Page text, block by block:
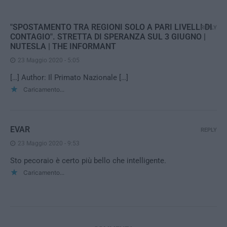
"SPOSTAMENTO TRA REGIONI SOLO A PARI LIVELLI DI
CONTAGIO". STRETTA DI SPERANZA SUL 3 GIUGNO |
NUTESLA | THE INFORMANT
23 Maggio 2020 - 5:05
[…] Author: Il Primato Nazionale […]
Caricamento...
REPLY
EVAR
23 Maggio 2020 - 9:53
Sto pecoraio è certo più bello che intelligente.
Caricamento...
REPLY